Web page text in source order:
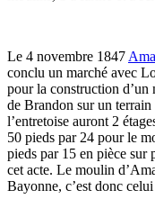
Le 4 novembre 1847
conclu un marché avec
pour la construction
de Brandon sur un
l’entretoise auront 2
50 pieds par 24 pour le
pieds par 15 en pièce sur
cet acte. Le moulin
Bayonne, c’est donc